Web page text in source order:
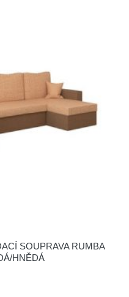
SOUPRAVA RUMBA
HNĚDÁ